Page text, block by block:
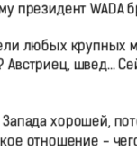
президент WADA
любых
швед…
хорошей,
отношение -